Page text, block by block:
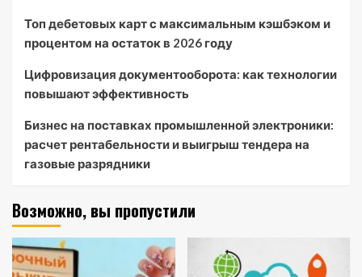
Топ дебетовых карт с максимальным кэшбэком и
процентом на остаток в 2026 году
Цифровизация документооборота: как технологии
повышают эффективность
Бизнес на поставках промышленной электроники:
расчет рентабельности и выигрыш тендера на
газовые разрядники
Возможно, вы пропустили